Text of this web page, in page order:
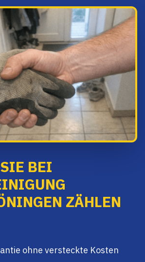
BEI
ZÄHLEN
ohne versteckte Kosten